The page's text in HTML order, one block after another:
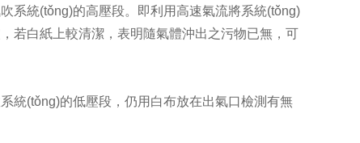
系統(tǒng)的高壓段。即利用高速氣流將系統(tǒng)
，若白紙上較清潔，表明隨氣體沖出之污物已無，可
統(tǒng)的低壓段，仍用白布放在出氣口檢測有無